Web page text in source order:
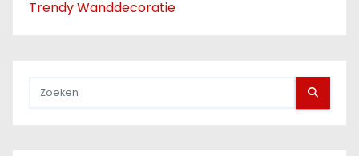
Trendy Wanddecoratie